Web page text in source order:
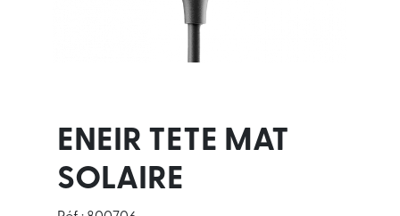
ENEIR TETE MAT
SOLAIRE